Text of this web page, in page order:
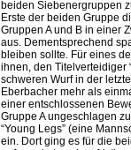
beiden Siebenergruppen
Erste der beiden Gruppe
Gruppen A und B in einer
aus. Dementsprechend
bleiben sollte. Für eines
ihnen, den Titelverteidiger
schweren Wurf in der
Eberbacher mehr als
einer entschlossenen
Gruppe A ungeschlagen
“Young Legs” (eine
ein. Dort ging es für die